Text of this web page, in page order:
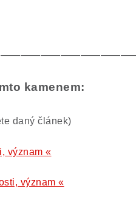
kamenem:
daný článek)
význam «
význam «